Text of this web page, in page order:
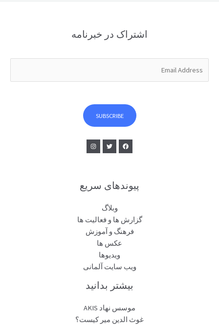
اشتراک در خبرنامه
SUBSCRIBE
پیوندهای سریع
وبلاگ
گزارش ها و فعالیت ها
فرهنگ و آموزش
عکس ها
ویدیوها
ویب سایت آلمانی
بیشتر بدانید
موسس نهاد AKIS
غوث الدین میر کیست؟